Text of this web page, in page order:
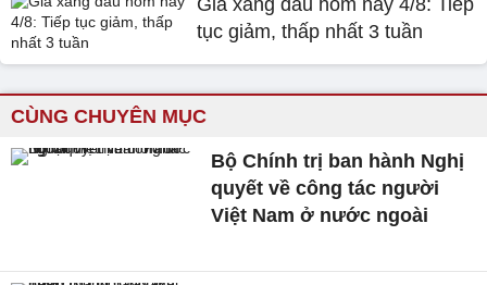
Giá xăng dầu hôm nay 4/8: Tiếp
tục giảm, thấp nhất 3 tuần
CÙNG CHUYÊN MỤC
Bộ Chính trị ban hành Nghị
quyết về công tác người
Việt Nam ở nước ngoài